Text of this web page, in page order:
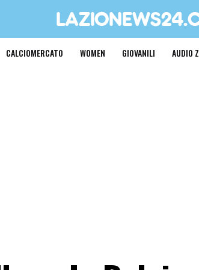
CALCIOMERCATO WOMEN GIOVANILI AUDIO